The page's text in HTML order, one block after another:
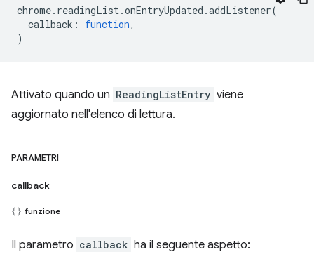
chrome. readingList .onEntryUpdated .addListener(
callback : function,
)
Attivato quando un ReadingListEntry viene
aggiornato nell'elenco di lettura.
PARAMETRI
callback
funzione
Il parametro callback ha il seguente aspetto: